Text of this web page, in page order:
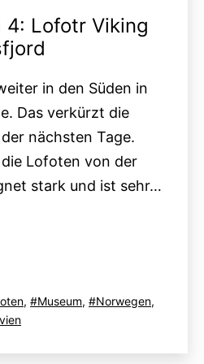
4: Lofotr Viking
in den Süden in
Das verkürzt die
nächsten Tage.
Lofoten von der
stark und ist sehr…
, Museum, Norwegen,